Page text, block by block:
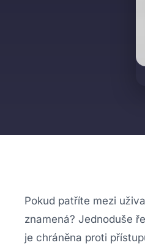
Pokud patříte mezi
znamená? Jednoduše
je chráněna proti